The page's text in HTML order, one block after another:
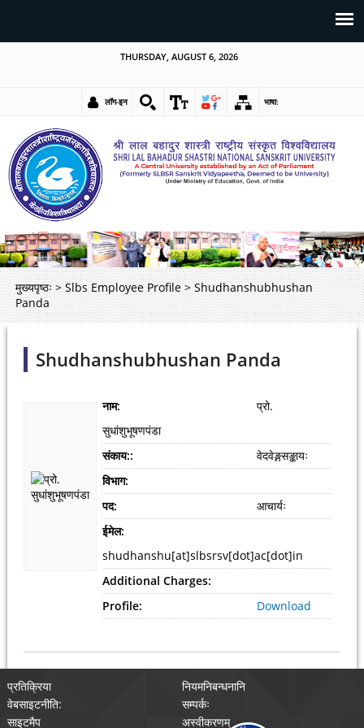
THURSDAY, AUGUST 6, 2026
लॉग-इन भाषा:
मुख्यपृष्ठः > Slbs Employee Profile > Shudhanshubhushan
Panda
Shudhanshubhushan Panda
नाम:
प्रो.
सुधांशुभूषणपंडा
संकाय::
वेदवेङ्गसङ्कायः
विभाग:
पद:
आचार्यः
ईमेल:
shudhanshu[at]slbsrsv[dot]ac[dot]in
Additional Charges:
Profile:
Download
प्रतिक्रिया
नियमनिबन्धनानि
वेबसाइटनीति:
सम्पर्कः
साइटमैप
अस्वीकरणम्